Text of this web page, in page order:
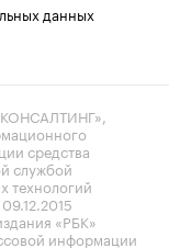
данных
средства
службой
технологий
«РБК»
информации